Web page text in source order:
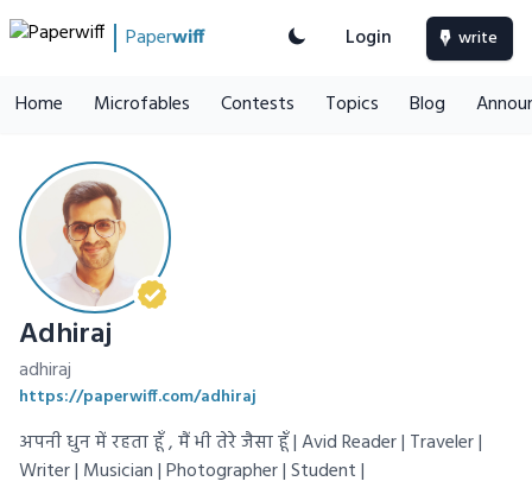
Paperwiff Login write
Home Microfables Contests Topics Blog
Adhiraj
adhiraj
https://paperwiff.com/adhiraj
अपनी धुन में रहता हूँ , मैं भी तेरे जैसा हूँ | Avid Reader | Traveler |
Writer | Musician | Photographer | Student |